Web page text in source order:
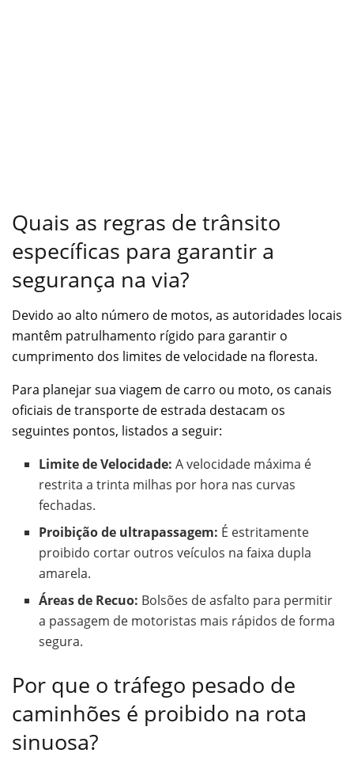
Quais as regras de trânsito
específicas para garantir a
segurança na via?
Devido ao alto número de motos, as autoridades locais
mantêm patrulhamento rígido para garantir o
cumprimento dos limites de velocidade na floresta.
Para planejar sua viagem de carro ou moto, os canais
oficiais de transporte de estrada destacam os
seguintes pontos, listados a seguir:
Limite de Velocidade: A velocidade máxima é
restrita a trinta milhas por hora nas curvas
fechadas.
Proibição de ultrapassagem: É estritamente
proibido cortar outros veículos na faixa dupla
amarela.
Áreas de Recuo: Bolsões de asfalto para permitir
a passagem de motoristas mais rápidos de forma
segura.
Por que o tráfego pesado de
caminhões é proibido na rota
sinuosa?